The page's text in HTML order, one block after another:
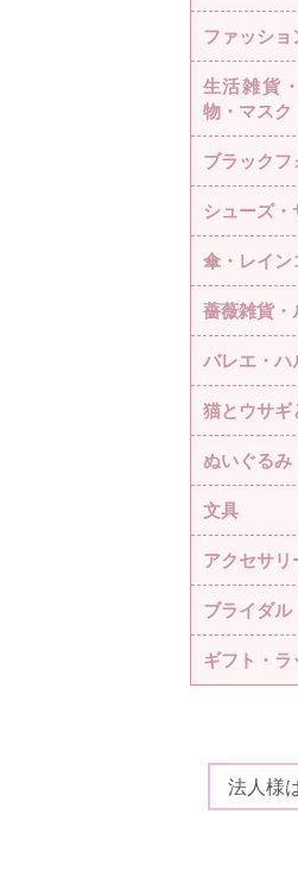
ファッショ
生活雑貨
物・マスク
ブラック
シューズ
傘・レイン
薔薇雑貨
バレエ・ハ
猫とウサ
ぬいぐるみ
文具
アクセサリ
ブライダル
ギフト・
法人様